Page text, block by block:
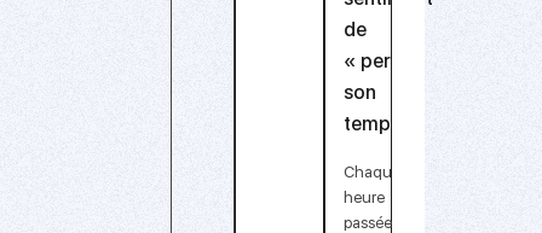
de
« perdre
son
temps »
Chaque
heure
passée